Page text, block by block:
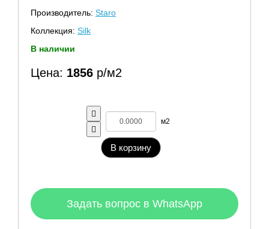
Производитель: Staro
Коллекция: Silk
В наличии
Цена: 1856 р/м2
м2
В корзину
Задать вопрос в WhatsApp